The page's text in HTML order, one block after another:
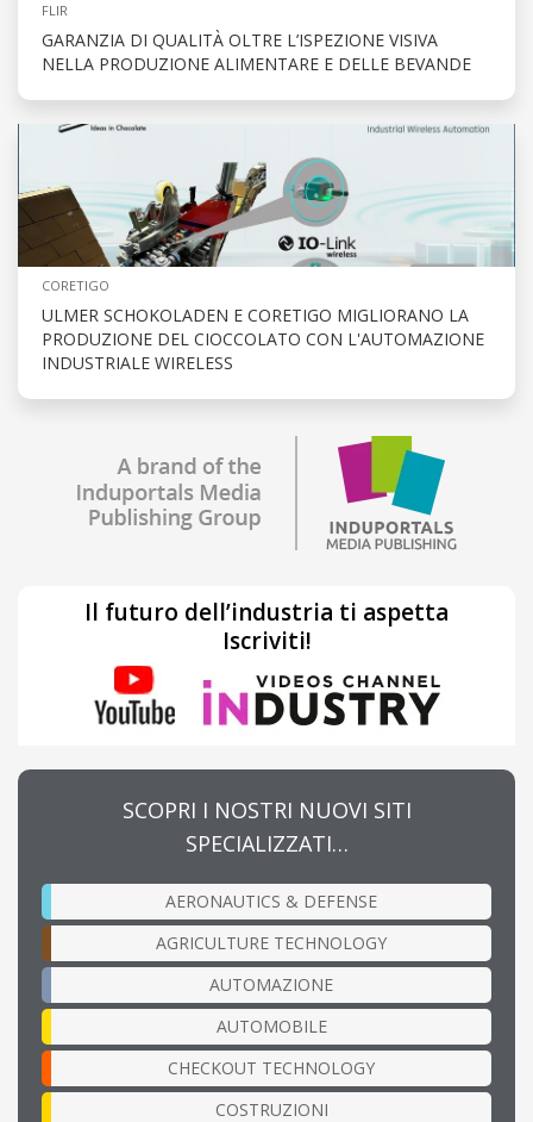
FLIR
GARANZIA DI QUALITÀ OLTRE L’ISPEZIONE VISIVA
NELLA PRODUZIONE ALIMENTARE E DELLE BEVANDE
CORETIGO
ULMER SCHOKOLADEN E CORETIGO MIGLIORANO LA
PRODUZIONE DEL CIOCCOLATO CON L'AUTOMAZIONE
INDUSTRIALE WIRELESS
Il futuro dell’industria ti aspetta
Iscriviti!
SCOPRI I NOSTRI NUOVI SITI
SPECIALIZZATI…
AERONAUTICS & DEFENSE
AGRICULTURE TECHNOLOGY
AUTOMAZIONE
AUTOMOBILE
CHECKOUT TECHNOLOGY
COSTRUZIONI